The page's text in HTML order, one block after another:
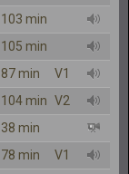
103 min
105 min
87 min
V1
104 min V2
38 min
78 min
V1